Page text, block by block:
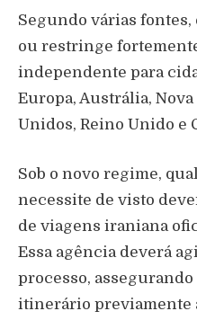
Segundo várias
ou restringe
independente para
Europa, Austrália,
Unidos, Reino Unido e
Sob o novo regime,
necessite de visto
de viagens iraniana
Essa agência deverá
processo,
itinerário previamente